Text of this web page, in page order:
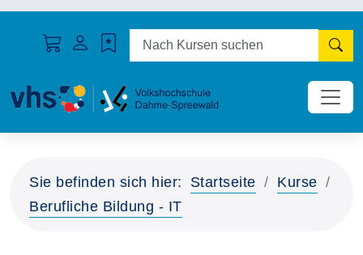
Sie befinden sich hier: Startseite
Kurse
Berufliche Bildung - IT